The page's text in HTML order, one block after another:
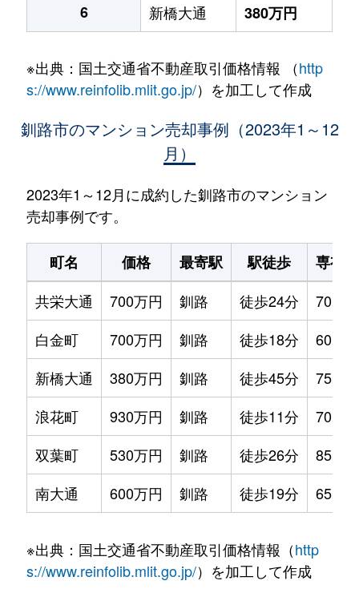
6
新橋大通 380万円
※出典：国土交通省不動産取引価格情報 （http
s://www.reinfolib.mlit.go.jp/）を加工して作成
釧路市のマンション売却事例（2023年1～12
月）
2023年1～12月に成約した釧路市のマンション
売却事例です。
町名 価格 最寄駅 駅徒歩
専有
共栄大通
700万円 釧路 徒歩24分
70m²
白金町
700万円 釧路 徒歩18分
60m²
新橋大通
380万円 釧路 徒歩45分
75m²
浪花町
930万円 釧路 徒歩11分
70m²
双葉町
530万円 釧路 徒歩26分
85m²
南大通
600万円 釧路 徒歩19分 65m²
※出典：国土交通省不動産取引価格情報（http
s://www.reinfolib.mlit.go.jp/）を加工して作成